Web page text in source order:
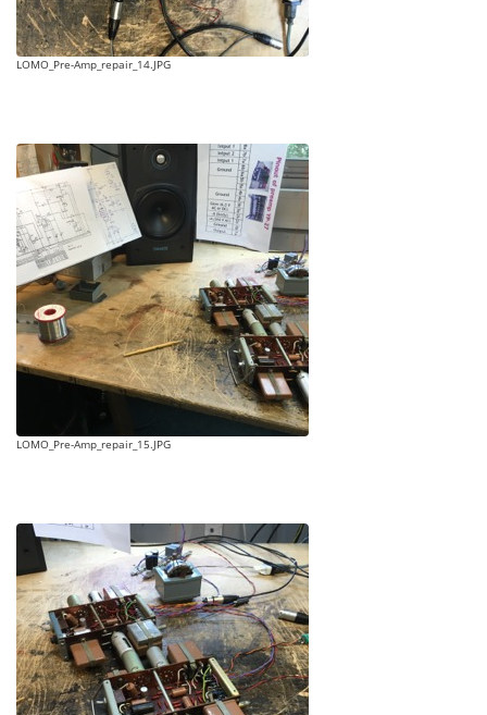
LOMO_Pre-Amp_repair_14.JPG
LOMO_Pre-Amp_repair_15.JPG